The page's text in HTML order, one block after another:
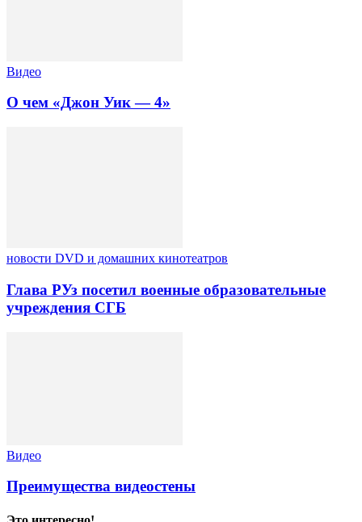
Видео
О чем «Джон Уик — 4»
новости DVD и домашних кинотеатров
Глава РУз посетил военные образовательные
учреждения СГБ
Видео
Преимущества видеостены